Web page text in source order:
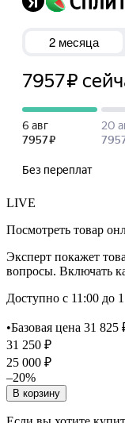
LIVE
Посмотреть товар
Эксперт покажет
вопросы. Включать
Доступно с 11:00 до
•Базовая цена 31 825
31 250 ₽
25 000 ₽
–20%
В корзину